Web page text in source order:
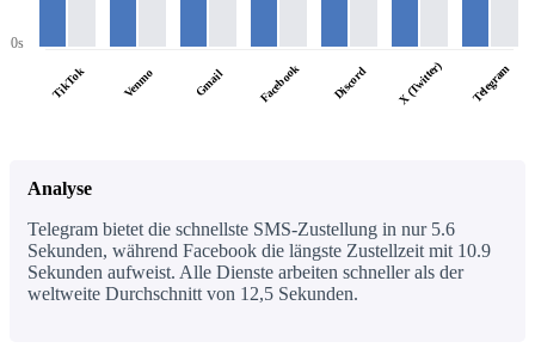
0s
TikTok Venmo Gmail Facebook Discord X (Twitter) Telegram
Analyse
Telegram bietet die schnellste SMS-Zustellung in nur 5.6
Sekunden, während Facebook die längste Zustellzeit mit 10.9
Sekunden aufweist. Alle Dienste arbeiten schneller als der
weltweite Durchschnitt von 12,5 Sekunden.